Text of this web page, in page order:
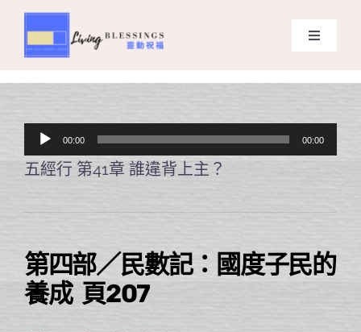
Skip
Toggle
關於我們
Search
for:
訊
放
器
00:00 00:00
五經行 第41章 誰違背上主？
第四部／民數記：國度子民的
養成 頁207